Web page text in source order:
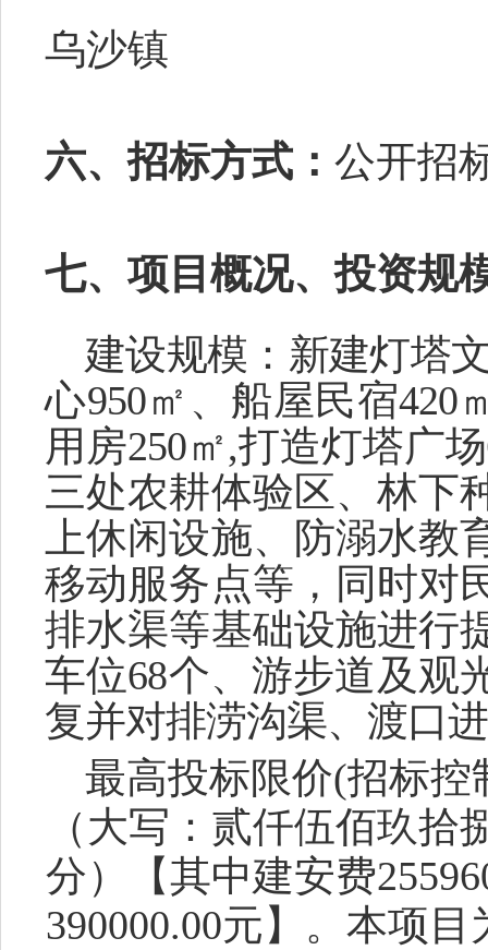
乌沙镇
六、招标方式： 公开招
七、项目概况、投资规
建设规模： 新建灯塔
心950㎡、船屋民宿420
用房250㎡,打造灯塔广
三处农耕体验区、林下
上休闲设施、防溺水
移动服务点等，同时对
排水渠等基础设施进行
车位68个、游步道及观
复并对排涝沟渠、渡口
最高投标限价(招标控
（大写： 贰仟伍佰玖拾
分）【其中建安费
390000.00元】。本项目